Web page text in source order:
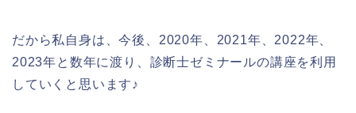
だから私自身は、今後、2020年、2021年、2022年、
2023年と数年に渡り、診断士ゼミナールの講座を利用
していくと思います♪